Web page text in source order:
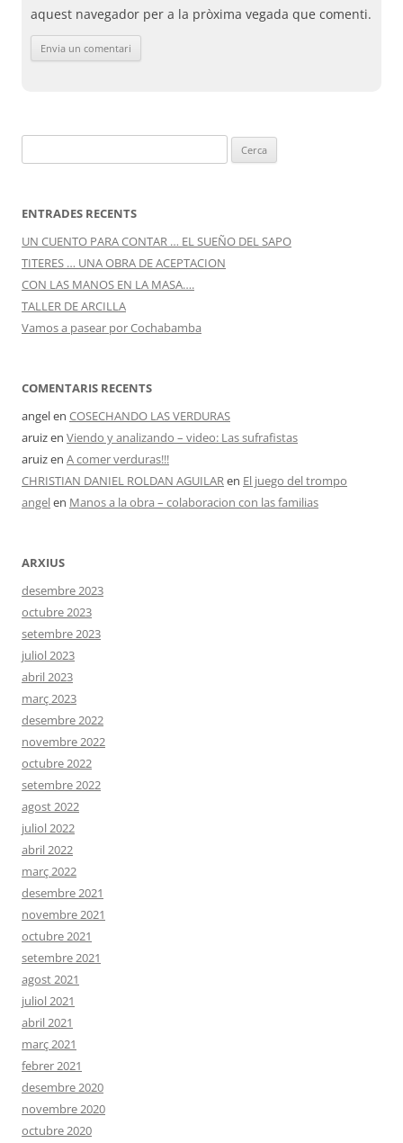
aquest navegador per a la pròxima vegada que comenti.
ENTRADES RECENTS
UN CUENTO PARA CONTAR … EL SUEÑO DEL SAPO
TITERES … UNA OBRA DE ACEPTACION
CON LAS MANOS EN LA MASA….
TALLER DE ARCILLA
Vamos a pasear por Cochabamba
COMENTARIS RECENTS
angelen COSECHANDO LAS VERDURAS
aruizen Viendo y analizando – video: Las sufrafistas
aruizen A comer verduras!!!
CHRISTIAN DANIEL ROLDAN AGUILARen El juego del trompo
angelen Manos a la obra – colaboracion con las familias
ARXIUS
desembre 2023
octubre 2023
setembre 2023
juliol 2023
abril 2023
març 2023
desembre 2022
novembre 2022
octubre 2022
setembre 2022
agost 2022
juliol 2022
abril 2022
març 2022
desembre 2021
novembre 2021
octubre 2021
setembre 2021
agost 2021
juliol 2021
abril 2021
març 2021
febrer 2021
desembre 2020
novembre 2020
octubre 2020